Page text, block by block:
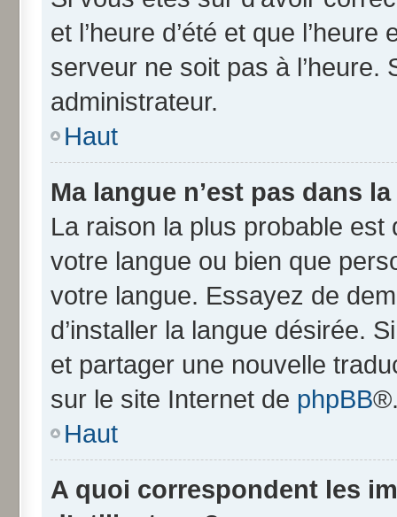
et l’heure d’été et que
serveur ne soit pas à l’heure.
administrateur.
Haut
Ma langue n’est pas dans
La raison la plus probable est
votre langue ou bien que
votre langue. Essayez de
d’installer la langue désirée.
et partager une nouvelle
sur le site Internet de phpBB
Haut
A quoi correspondent les